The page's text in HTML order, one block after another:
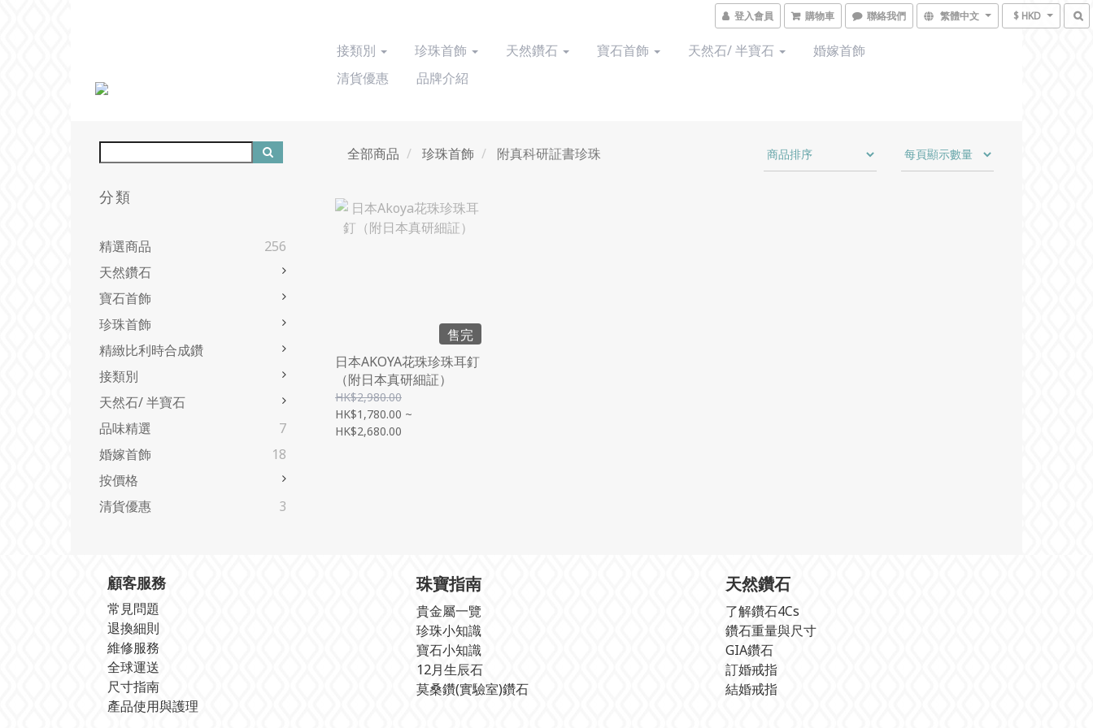
登入會員 購物車 聯絡我們 繁體中文 $ HKD
接類別 珍珠首飾 天然鑽石 寶石首飾 天然石/ 半寶石
婚嫁首飾
清貨優惠
品牌介紹
分類
精選商品
256
天然鑽石
寶石首飾
珍珠首飾
精緻比利時合成鑽
接類別
天然石/ 半寶石
品味精選
7
婚嫁首飾
18
按價格
清貨優惠
3
全部商品 珍珠首飾 附真科研証書珍珠
售完
日本AKOYA花珠珍珠耳釘
（附日本真研細証）
HK$2,980.00
HK$1,780.00 ~
HK$2,680.00
顧客服務
常見問題
退換細則
維修服務
全球運送
尺寸指南
產品使用與護理
珠寶指南
貴金屬一覽
珍珠小知識
寶石小知識
12月生辰石
莫桑鑽(實驗室)鑽石
天然鑽石
了解鑽石4Cs
鑽石重量與尺寸
GIA鑽石
訂婚戒指
結婚戒指